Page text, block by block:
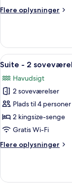
havudsigt
Flere oplysninger
Flere
suite
terrasse
havudsigt
(Grand
Indlæs
alle
billeder
af
Suite
-
2
(Lighthouse)
9
Suite - 2
Havudsigt
2 soveværelser
Plads til 4 personer
2 kingsize-senge
Gratis Wi-Fi
Flere oplysninger
Flere
-